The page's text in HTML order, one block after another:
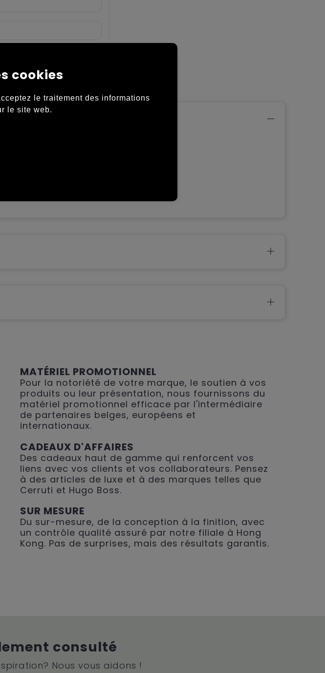
pour la plupart des
polyvalent est
en maille et des détails
avancé est doté d’un design
• Polyester et
ergonomique • Coupe
MATÉRIEL PROMOTIONNEL
Pour la notoriété de votre marque, le soutien à vos
produits ou leur présentation, nous fournissons du
matériel promotionnel efficace par l'intermédiaire
de partenaires belges, européens et
internationaux.
CADEAUX D'AFFAIRES
Des cadeaux haut de gamme qui renforcent vos
liens avec vos clients et vos collaborateurs. Pensez
à des articles de luxe et à des marques telles que
Cerruti et Hugo Boss.
SUR MESURE
Du sur-mesure, de la conception à la finition, avec
un contrôle qualité assuré par notre filiale à Hong
Kong. Pas de surprises, mais des résultats garantis.
consulté
Nous vous aidons !
cookies
le traitement des informations
le site web.